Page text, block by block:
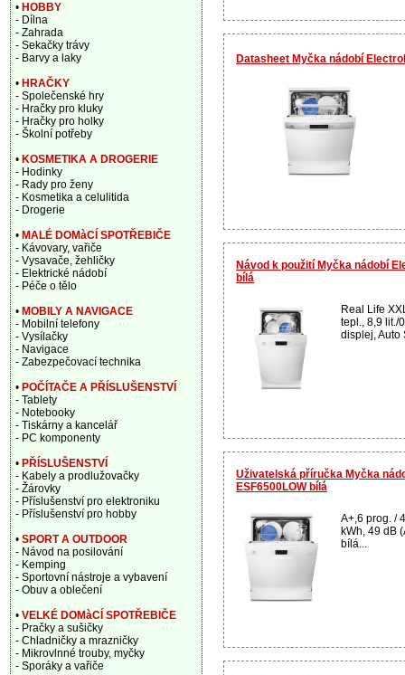
Datasheet Myčka nádobí
Návod k použití Myčka nádobí
bílá
Real Life
tepl., 8,9 lit./
displej, Auto
Uživatelská příručka Myčka
ESF6500LOW bílá
A+,6 prog. /
kWh, 49 dB
bílá...
• HOBBY
- Dílna
- Zahrada
- Sekačky trávy
- Barvy a laky
• HRAČKY
- Společenské hry
- Hračky pro kluky
- Hračky pro holky
- Školní potřeby
• KOSMETIKA A DROGERIE
- Hodinky
- Rady pro ženy
- Kosmetika a celulitida
- Drogerie
• MALÉ DOMàCÍ SPOTŘEBIČE
- Kávovary, vařiče
- Vysavače, žehličky
- Elektrické nádobí
- Péče o tělo
• MOBILY A NAVIGACE
- Mobilní telefony
- Vysílačky
- Navigace
- Zabezpečovací technika
• POČÍTAČE A PŘÍSLUŠENSTVÍ
- Tablety
- Notebooky
- Tiskárny a kancelář
- PC komponenty
• PŘÍSLUŠENSTVÍ
- Kabely a prodlužovačky
- Žárovky
- Příslušenství pro elektroniku
- Příslušenství pro hobby
• SPORT A OUTDOOR
- Návod na posilování
- Kemping
- Sportovní nástroje a vybavení
- Obuv a oblečení
• VELKÉ DOMàCÍ SPOTŘEBIČE
- Pračky a sušičky
- Chladničky a mrazničky
- Mikrovlnné trouby, myčky
- Sporáky a vařiče